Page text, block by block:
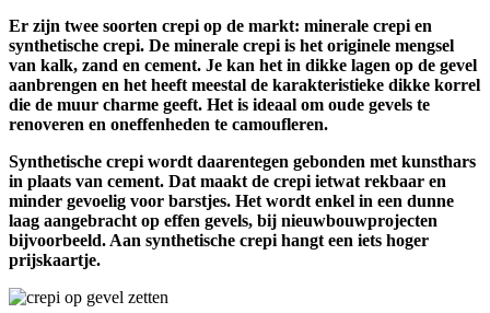
Er zijn twee soorten crepi op de markt: minerale crepi en
synthetische crepi. De minerale crepi is het originele mengsel
van kalk, zand en cement. Je kan het in dikke lagen op de gevel
aanbrengen en het heeft meestal de karakteristieke dikke korrel
die de muur charme geeft. Het is ideaal om oude gevels te
renoveren en oneffenheden te camoufleren.
Synthetische crepi wordt daarentegen gebonden met kunsthars
in plaats van cement. Dat maakt de crepi ietwat rekbaar en
minder gevoelig voor barstjes. Het wordt enkel in een dunne
laag aangebracht op effen gevels, bij nieuwbouwprojecten
bijvoorbeeld. Aan synthetische crepi hangt een iets hoger
prijskaartje.